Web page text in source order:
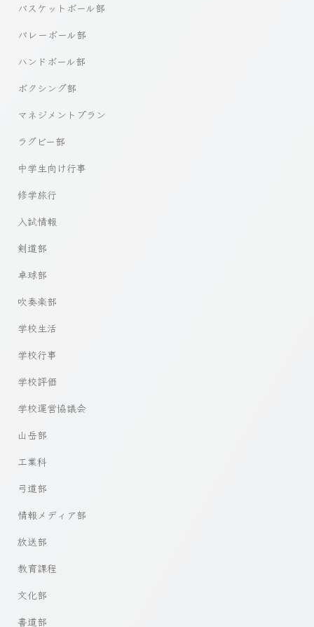
バスケットボール部
バレーボール部
ハンドボール部
ボクシング部
マネジメントプラン
ラグビー部
中学生向け行事
修学旅行
入試情報
剣道部
卓球部
吹奏楽部
学校生活
学校行事
学校評価
学校運営協議会
山岳部
工業科
弓道部
情報メディア部
放送部
教育課程
文化部
書道部